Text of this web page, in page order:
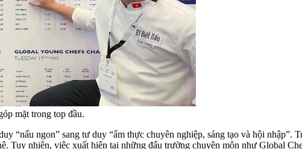
mặt trong top đầu.
“nấu ngon” sang tư duy “ẩm thực chuyên nghiệp, sáng tạo và hội
Tuy nhiên, việc xuất hiện tại những đấu trường chuyên môn như Global